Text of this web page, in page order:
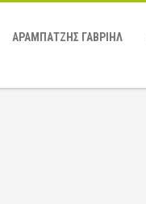
ΑΡΑΜΠΑΤΖΗΣ ΓΑΒΡΙΗΛ